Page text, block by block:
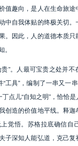
值趣向，是人在生命旅
中自我体贴的终极关切
。因此，人的道德本质
。人最可宝贵之处并不
“工具”，编制了一串又一
丁点儿“自知之明”，恰恰
创造的价值地平线。释迦
觉悟。苏格拉底确信自
子深知人能弘道，克己